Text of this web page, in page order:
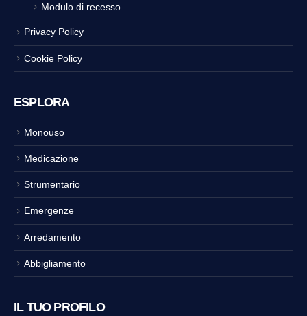
Modulo di recesso
Privacy Policy
Cookie Policy
ESPLORA
Monouso
Medicazione
Strumentario
Emergenze
Arredamento
Abbigliamento
IL TUO PROFILO